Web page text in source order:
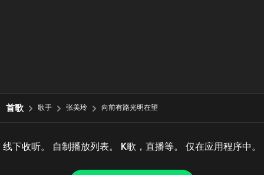
首歌 歌手 张美玲 向前有路光明在望
线下收听。 自制播放列表。 K歌，直播等。 仅在应用程序中。